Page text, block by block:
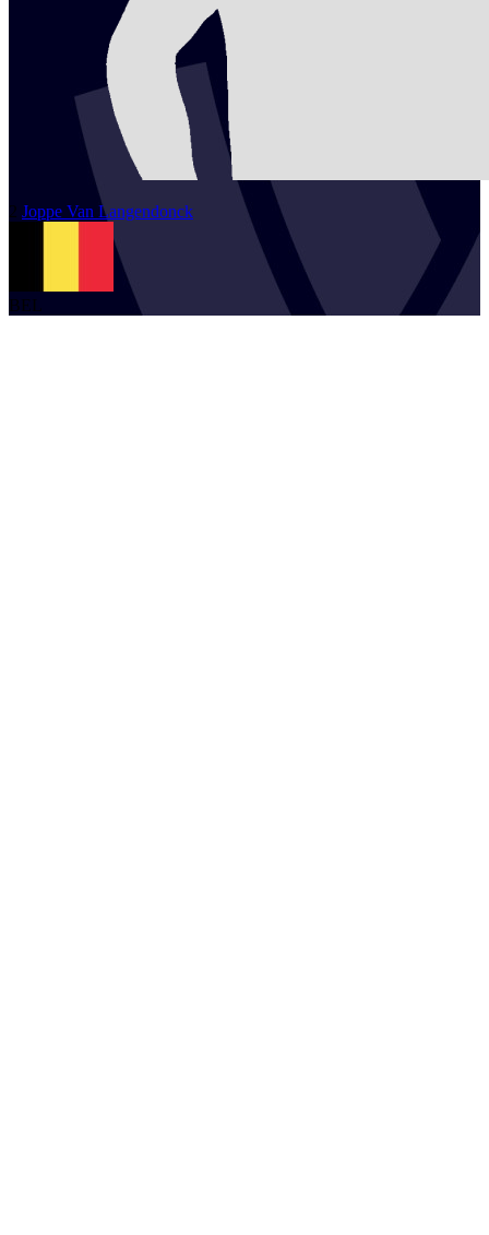
2 Joppe Van Langendonck
BEL